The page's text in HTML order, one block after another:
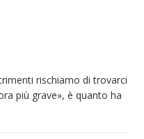
rischiamo di trovarci
più grave», è quanto ha